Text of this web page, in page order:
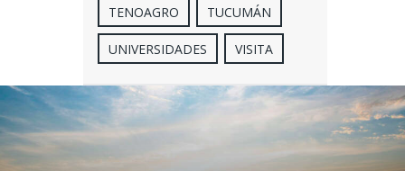
TENOAGRO TUCUMÁN
UNIVERSIDADES VISITA